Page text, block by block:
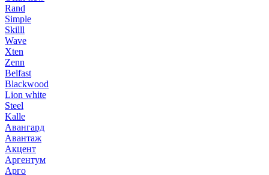
Rand
Simple
Skilll
Wave
Xten
Zenn
Belfast
Blackwood
Lion white
Steel
Kalle
Авангард
Авантаж
Акцент
Аргентум
Арго